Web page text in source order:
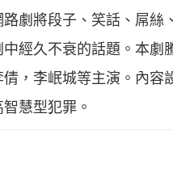
劇將段子、笑話、屌
經久不衰的話題。本
，李岷城等主演。內
慧型犯罪。